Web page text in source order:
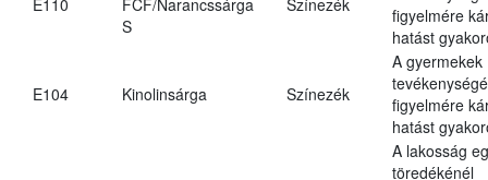
S
figyelmére
hatást
E104 Kinolinsárga Színezék
A gyermekek
figyelmére
hatást
A lakosság
töredékénél